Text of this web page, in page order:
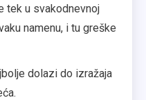
tek u svakodnevnoj
namenu, i tu greške
dolazi do izražaja